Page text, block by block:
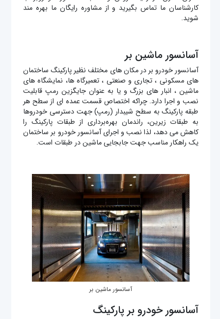
کارشناسان ما تماس بگیرید و از مشاوره رایگان ما بهره‌ مند
شوید.
آسانسور ماشین بر
آسانسور خودرو بر در مکان های مختلف نظیر پارکینگ ساختمان
های مسکونی ، تجاری و صنعتی ، تعمیرگاه ها، نمایشگاه های
ماشین ، انبار های بزرگ و یا به عنوان جایگزین رمپ قابلیت
نصب و اجرا دارد. چراکه اختصاص قسمت عمده ‌ای از سطح هر
طبقه پارکینگ به سطح شیبدار (رمپ) جهت دسترسی خودروها
به طبقات زیرین، راندمان بهره‌برداری از طبقات پارکینگ را
کاهش می دهد، لذا نصب و اجرای آسانسور خودرو بر ساختمان
یک راهکار مناسب جهت جابجایی ماشین در طبقات است.
آسانسور ماشین بر
آسانسور خودرو بر پارکینگ